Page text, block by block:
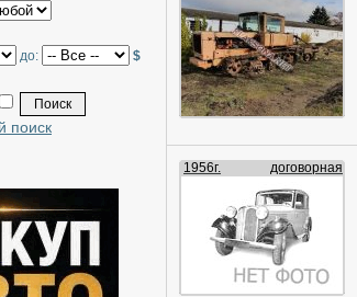
до: $
поиск
1956г. договорная